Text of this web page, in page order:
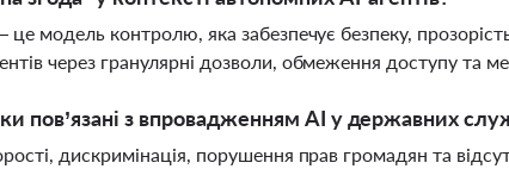
модель контролю, яка забезпечує безпеку,
через гранулярні дозволи, обмеження доступу та
пов’язані з впровадженням AI у державних
дискримінація, порушення прав громадян та